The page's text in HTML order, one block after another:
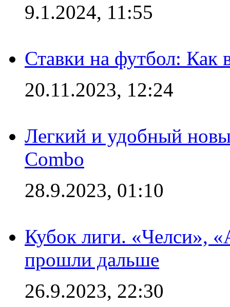
9.1.2024, 11:55
Ставки на футбол: Как
20.11.2023, 12:24
Легкий и удобный
Combo
28.9.2023, 01:10
Кубок лиги. «Челси»,
прошли дальше
26.9.2023, 22:30